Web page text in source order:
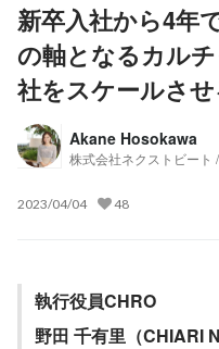
新卒入社から4年
の軸となるカル
社をスケールさせ
Akane Hosokawa
株式会社ネクストビート
2023/04/04 48
執行役員CHRO
野田 千有里（CHIARI